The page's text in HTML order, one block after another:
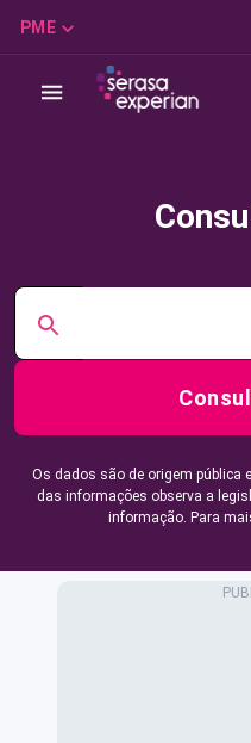
PME
Os dados são de origem pública
das informações observa a
informação. Para